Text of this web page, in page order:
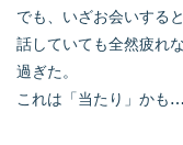
でも、いざお会いする
話していても全然疲れ
過ぎた。
これは「当たり」かも